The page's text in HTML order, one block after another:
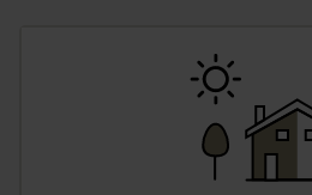
Vragen? Neem contact met ons
088 220 4200